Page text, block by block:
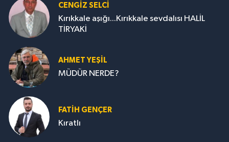
CENGİZ SELCİ
Kırıkkale aşığı...Kırıkkale sevdalısı HALİL
TİRYAKİ
AHMET YEŞİL
MÜDÜR NERDE?
FATIH GENÇER
Kıratlı